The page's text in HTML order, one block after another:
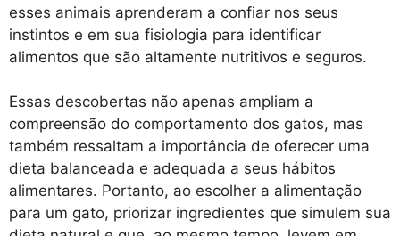
esses animais aprenderam a confiar nos seus
instintos e em sua fisiologia para identificar
alimentos que são altamente nutritivos e seguros.
Essas descobertas não apenas ampliam a
compreensão do comportamento dos gatos, mas
também ressaltam a importância de oferecer uma
dieta balanceada e adequada a seus hábitos
alimentares. Portanto, ao escolher a alimentação
para um gato, priorizar ingredientes que simulem sua